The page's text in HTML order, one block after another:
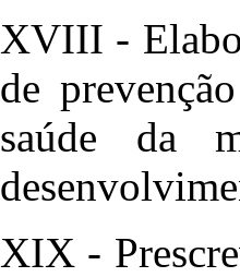
XVIII -
de
saúde da
XIX -